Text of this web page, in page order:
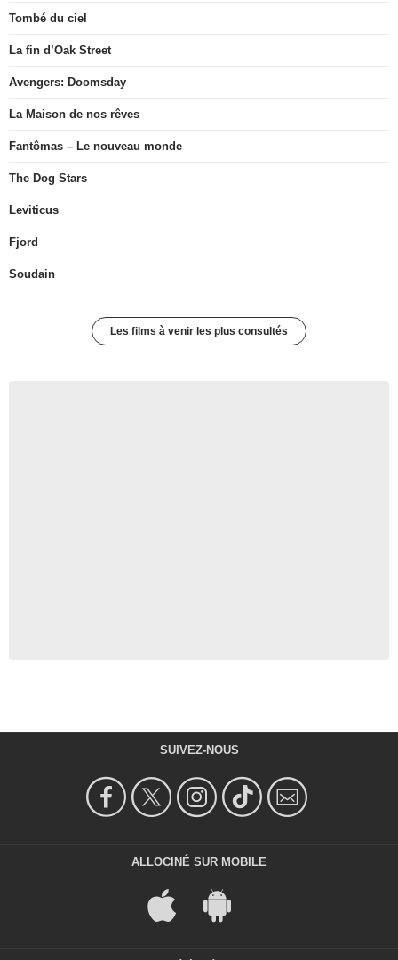
Tombé du ciel
La fin d’Oak Street
Avengers: Doomsday
La Maison de nos rêves
Fantômas – Le nouveau monde
The Dog Stars
Leviticus
Fjord
Soudain
Les films à venir les plus consultés
SUIVEZ-NOUS
ALLOCINÉ SUR MOBILE